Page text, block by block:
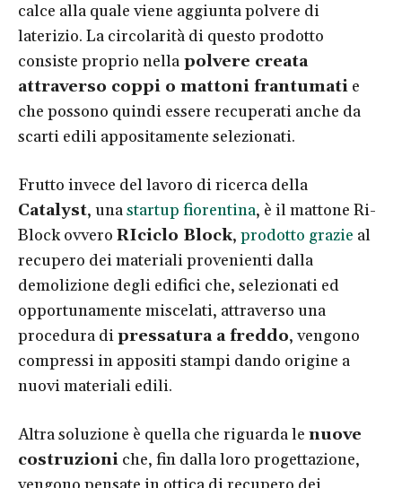
calce alla quale viene aggiunta polvere di
laterizio. La circolarità di questo prodotto
consiste proprio nella polvere creata
attraverso coppi o mattoni frantumati e
che possono quindi essere recuperati anche da
scarti edili appositamente selezionati.
Frutto invece del lavoro di ricerca della
Catalyst, unastartup fiorentina, è il mattone Ri-
Block ovvero RIciclo Block, prodotto grazie al
recupero dei materiali provenienti dalla
demolizione degli edifici che, selezionati ed
opportunamente miscelati, attraverso una
procedura dipressatura a freddo, vengono
compressi in appositi stampi dando origine a
nuovi materiali edili.
Altra soluzione è quella che riguarda le nuove
costruzioni che, fin dalla loro progettazione,